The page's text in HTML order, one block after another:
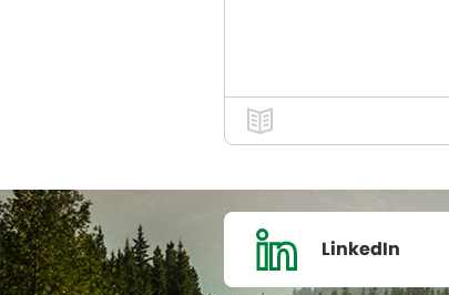
LinkedIn